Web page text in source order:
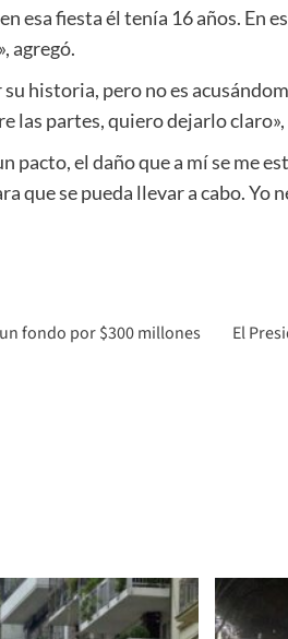
esa fiesta él tenía 16 años. En
agregó.
historia, pero no es
las partes, quiero dejarlo
pacto, el daño que a mí se me
que se pueda llevar a cabo. Yo
fondo por $300 millones
El